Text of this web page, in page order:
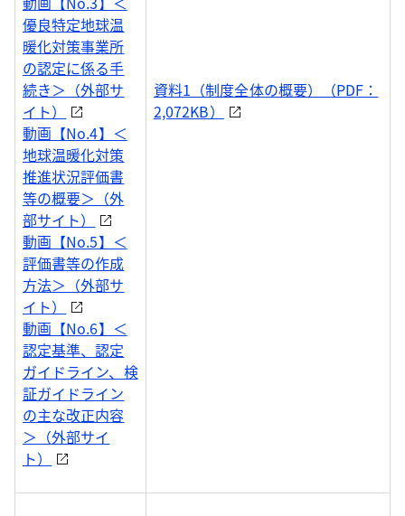
優良特定地球温
暖化対策事業所
の認定に係る手
続き＞（外部サ
イト）
動画【No.4】＜
地球温暖化対策
推進状況評価書
等の概要＞（外
部サイト）
動画【No.5】＜
評価書等の作成
方法＞（外部サ
イト）
動画【No.6】＜
認定基準、認定
ガイドライン、検
証ガイドライン
の主な改正内容
＞（外部サイ
ト）
資料1（制度全体の概要）（PDF：
2,072KB）